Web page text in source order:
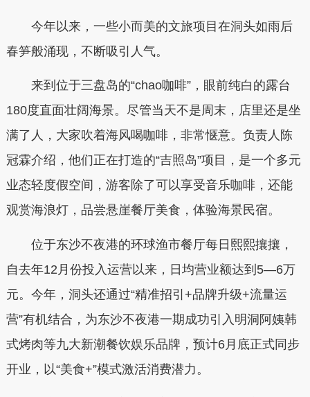
今年以来，一些小而美的文旅项目在洞头如雨后
春笋般涌现，不断吸引人气。
来到位于三盘岛的“chao咖啡”，眼前纯白的露台
180度直面壮阔海景。尽管当天不是周末，店里还是坐
满了人，大家吹着海风喝咖啡，非常惬意。负责人陈
冠霖介绍，他们正在打造的“吉照岛”项目，是一个多元
业态轻度假空间，游客除了可以享受音乐咖啡，还能
观赏海浪灯，品尝悬崖餐厅美食，体验海景民宿。
位于东沙不夜港的环球渔市餐厅每日熙熙攘攘，
自去年12月份投入运营以来，日均营业额达到5—6万
元。今年，洞头还通过“精准招引+品牌升级+流量运
营”有机结合，为东沙不夜港一期成功引入明洞阿姨韩
式烤肉等九大新潮餐饮娱乐品牌，预计6月底正式同步
开业，以“美食+”模式激活消费潜力。